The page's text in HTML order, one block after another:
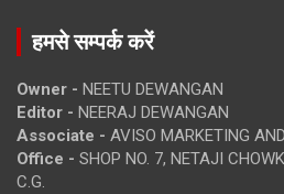
हमसे सम्पर्क करें
Owner - NEETU DEWANGAN
Editor - NEERAJ DEWANGAN
Associate - AVISO MARKETING
Office - SHOP NO. 7, NETAJI
C.G.